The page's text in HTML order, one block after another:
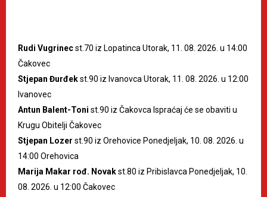
Rudi Vugrinecst.70 iz Lopatinca Utorak, 11. 08. 2026. u 14:00
Čakovec
Stjepan Đurđekst.90 iz Ivanovca Utorak, 11. 08. 2026. u 12:00
Ivanovec
Antun Balent-Toni st.90 iz Čakovca Ispraćaj će se obaviti u
Krugu Obitelji Čakovec
Stjepan Lozer st.90 iz Orehovice Ponedjeljak, 10. 08. 2026. u
14:00 Orehovica
Marija Makar rođ. Novakst.80 iz Pribislavca Ponedjeljak, 10.
08. 2026. u 12:00 Čakovec